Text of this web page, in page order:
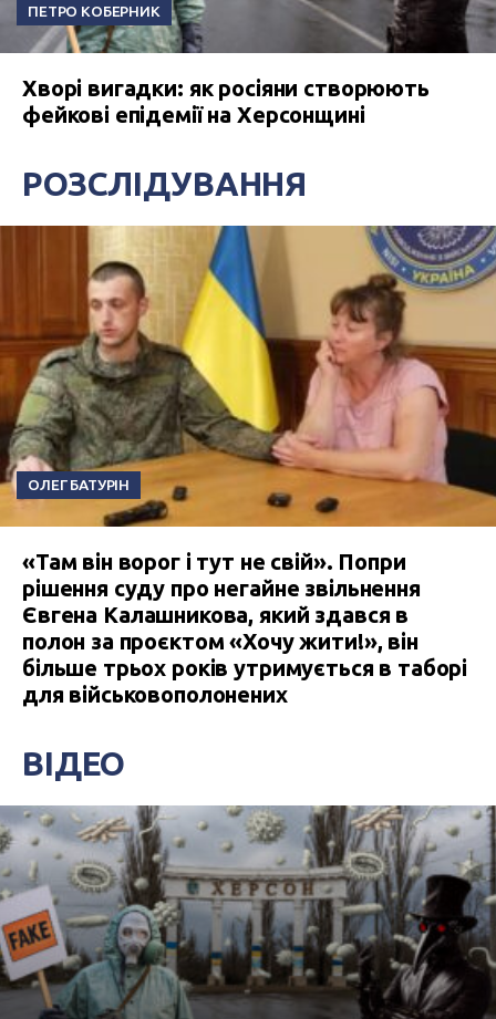
ПЕТРО КОБЕРНИК
Хворі вигадки: як росіяни створюють
фейкові епідемії на Херсонщині
РОЗСЛІДУВАННЯ
ОЛЕГ БАТУРІН
«Там він ворог і тут не свій». Попри
рішення суду про негайне звільнення
Євгена Калашникова, який здався в
полон за проєктом «Хочу жити!», він
більше трьох років утримується в таборі
для військовополонених
ВІДЕО